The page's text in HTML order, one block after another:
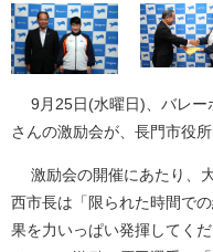
9月25日(水曜日)、バレー
さんの激励会が、長門市役所
激励会の開催にあたり、
西市長は「限られた時間で
果を力いっぱい発揮してく